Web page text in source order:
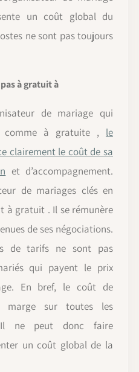
un coût global du
ne sont pas toujours
à gratuit à
de mariage qui
comme à gratuite , le
clairement le coût de sa
et d’accompagnement.
de mariages clés en
à gratuit . Il se rémunère
de ses négociations.
de tarifs ne sont pas
qui payent le prix
En bref, le coût de
marge sur toutes les
Il ne peut donc faire
un coût global de la